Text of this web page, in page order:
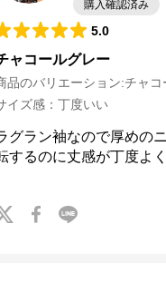
購入確認済み
5.0
ャコールグレー
品のバリエーション:チャコ
イズ感 ： 丁度いい
グラン袖なので厚めの
するのに丈感が丁度よ